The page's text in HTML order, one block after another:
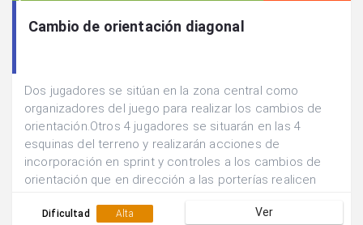
Cambio de orientación diagonal
Dos jugadores se sitúan en la zona central como
organizadores del juego para realizar los cambios de
orientación.Otros 4 jugadores se situarán en las 4
esquinas del terreno y realizarán acciones de
incorporación en sprint y controles a los cambios de
orientación que en dirección a las porterías realicen
corto de una banda y realiza un pase largo hacia la otra
Dificultad Alta Ver